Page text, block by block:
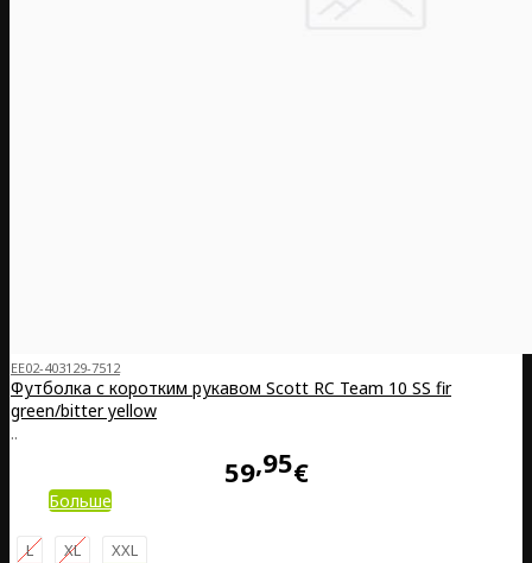
EE02-403129-7512
Футболка с коротким рукавом Scott RC Team 10 SS fir
green/bitter yellow
..
59 95€
Больше
L XL XXL